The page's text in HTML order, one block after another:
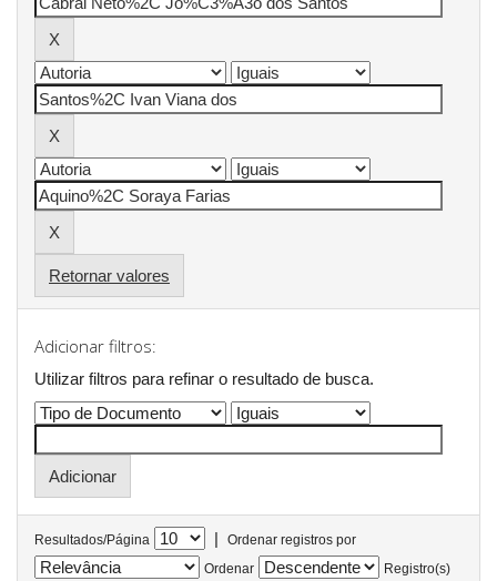
Retornar valores
Adicionar filtros:
Utilizar filtros para refinar o resultado de busca.
Resultados/Página |
Ordenar registros por
Ordenar
Registro(s)